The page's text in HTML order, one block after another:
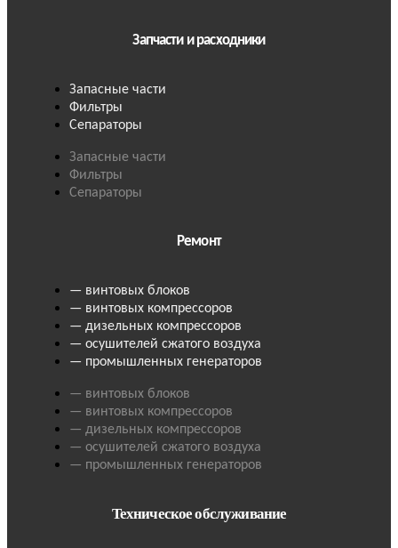
Запчасти и расходники
Запасные части
Фильтры
Сепараторы
Запасные части
Фильтры
Сепараторы
Ремонт
— винтовых блоков
— винтовых компрессоров
— дизельных компрессоров
— осушителей сжатого воздуха
— промышленных генераторов
— винтовых блоков
— винтовых компрессоров
— дизельных компрессоров
— осушителей сжатого воздуха
— промышленных генераторов
Техническое обслуживание